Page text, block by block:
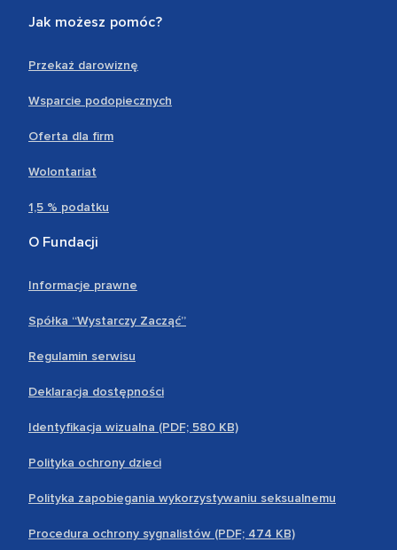
Jak możesz pomóc?
Przekaż darowiznę
Wsparcie podopiecznych
Oferta dla firm
Wolontariat
1,5 % podatku
O Fundacji
Informacje prawne
Spółka “Wystarczy Zacząć”
Regulamin serwisu
Deklaracja dostępności
Identyfikacja wizualna (PDF; 580 KB)
Polityka ochrony dzieci
Polityka zapobiegania wykorzystywaniu seksualnemu
Procedura ochrony sygnalistów (PDF; 474 KB)